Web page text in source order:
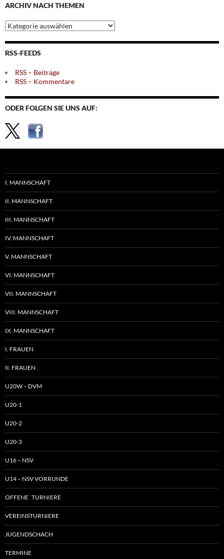
ARCHIV NACH THEMEN
Archiv
nach
Themen
RSS-FEEDS
RSS – Beiträge
RSS – Kommentare
ODER FOLGEN SIE UNS AUF:
I. MANNSCHAFT
II. MANNSCHAFT
III. MANNSCHAFT
IV. MANNSCHAFT
V. MANNSCHAFT
VI. MANNSCHAFT
VII. MANNSCHAFT
VIII. MANNSCHAFT
IX. MANNSCHAFT
I. FRAUEN
II. FRAUEN
U20W – DVM
U20-1
U20-2
U20-3
U16 – NSV
U14 – NSV VORRUNDE
OFFENE TURNIERE
VEREINSTURNIERE
JUGENDSCHACH
TERMINE